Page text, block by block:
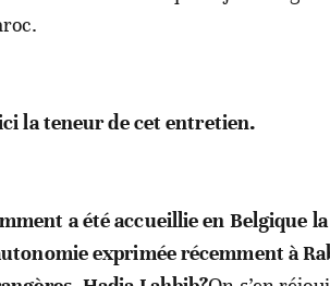
la teneur de cet entretien.
a été accueillie en Belgique
exprimée récemment à